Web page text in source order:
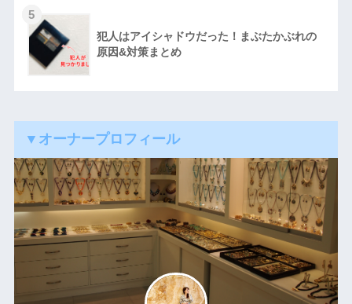
5
犯人はアイシャドウだった！まぶたかぶれの
原因&対策まとめ
▼オーナープロフィール